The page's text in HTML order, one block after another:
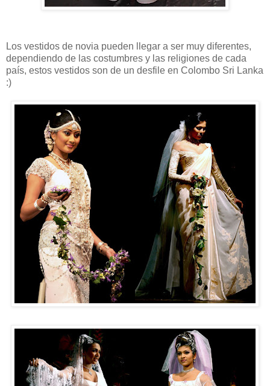
Los vestidos de novia pueden llegar a ser muy diferentes,
dependiendo de las costumbres y las religiones de cada
país, estos vestidos son de un desfile en Colombo Sri Lanka
:)